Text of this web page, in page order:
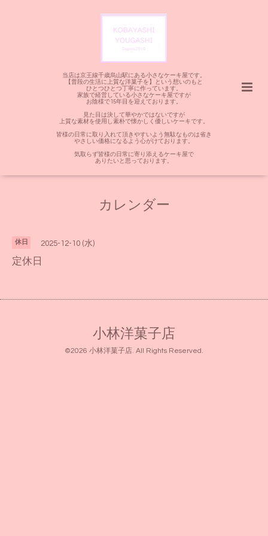
当店は京王線千歳烏山駅にある小さなケーキ屋です。
【普段の生活に上質な洋菓子を】という想いのもと
ひとつひとつ丁寧に作っています。
家族で経営している小さなケーキ屋ですが
お陰様で15年目を迎えております。
見た目は決して華やかではないですが
上質な素材を使用し素朴で懐かしく優しいケーキです。
皆様の日常に取り入れて頂きやすいよう無駄なものは省き
やさしい価格になるよう心がけております。
気取らず皆様の日常に寄り添えるケーキ屋で
ありたいと思っております。
カレンダー
休日 2025-12-10 (水)
定休日
小林洋菓子店
©2026 小林洋菓子店. All Rights Reserved.